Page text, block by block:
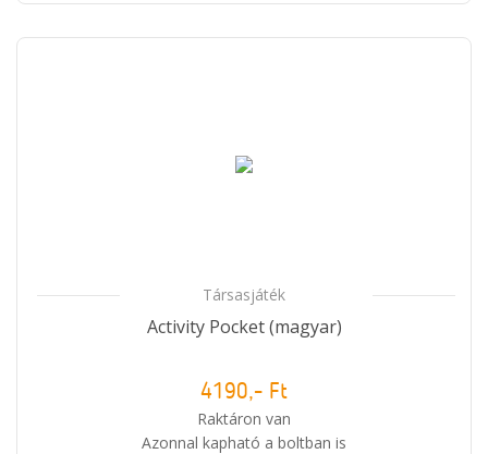
Társasjáték
Activity Pocket (magyar)
4190,- Ft
Raktáron van
Azonnal kapható a boltban is